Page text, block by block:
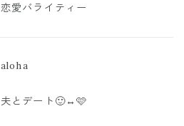
恋愛バライティー
aloha
夫とデート🙂‍↔️🩷